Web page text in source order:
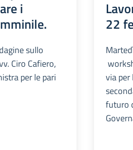
i
sullo
Ciro Cafiero,
per le pari
22
via per
futuro